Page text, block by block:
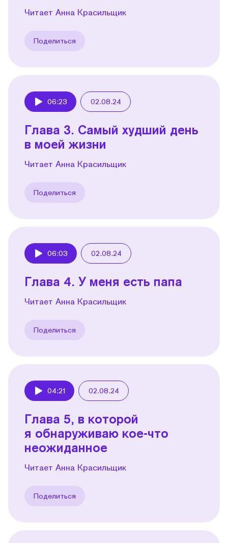
Читает Анна Красильщик
Поделиться
06:23 02.08.24
Глава 3. Самый худший день
в моей жизни
Читает Анна Красильщик
Поделиться
06:03 02.08.24
Глава 4. У меня есть папа
Читает Анна Красильщик
Поделиться
04:21 02.08.24
Глава 5, в которой
я обнаруживаю кое-что
неожиданное
Читает Анна Красильщик
Поделиться